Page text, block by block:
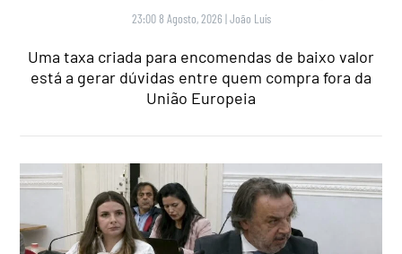
23:00 8 Agosto, 2026 |João Luís
Uma taxa criada para encomendas de baixo valor
está a gerar dúvidas entre quem compra fora da
União Europeia